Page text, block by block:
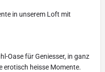
in unserem Loft mit
Oase für Geniesser, in ganz
erotisch heisse Momente.